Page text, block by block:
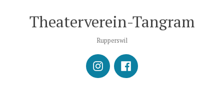
Theaterverein-Tangram
Rupperswil
istagramFacebook